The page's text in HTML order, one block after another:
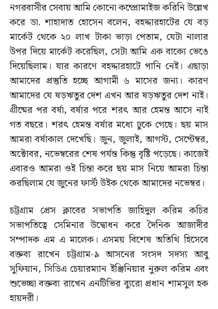
নগরবাসীর সেবায় আমি কোনো কম্প্রোমাইজ করিনি উল্লেখ
করে ডা. শাহাদাত হোসেন বলেন, বহদ্দারহাটের যে বড়
মার্কেট থেকে ২০ লাখ টাকা ভাড়া পেতাম, যেটা নালার
উপর দিয়ে মার্কেট করেছিল, সেটা আমি এক বাক্যে ভেঙে
দিয়েছিলাম। যার কারণে বহদ্দারহাটে পানি নেই। এছাড়া
আমাদের প্রস্তুতি হচ্ছে আগামী ৬ মাসের জন্য। কারণ
আমাদের যে ষড়ঋতুর দেশ এখন আর ষড়ঋতুর দেশ নাই।
গ্রীষ্মের পর বর্ষা, বর্ষার পরে শরৎ আর হেমন্ত আসে নাই
গত বছরে। শরৎ হেমন্ত বর্ষার মধ্যে ঢুকে গেছে। ছয় মাস
আমরা বর্ষাকাল দেখেছি। জুন, জুলাই, আগস্ট, সেপ্টেম্বর,
অক্টোবর, নভেম্বরের শেষ পর্যন্ত কিন্তু বৃষ্টি পড়েছে। কাজেই
এবারও আমরা ওই চিন্তা করে ছয় মাস নিয়ে আমরা চিন্তা
করছিলাম যে জুনের ফার্স্ট উইক থেকে আমাদের নভেম্বর।
চট্টগ্রাম প্রেস ক্লাবের সভাপতি জাহিদুল করিম কচির
সভাপতিত্বে সেমিনার উদ্বোধন করে দৈনিক আজাদীর
সম্পাদক এম এ মালেক। এসময় বিশেষ অতিথি হিসেবে
বক্তব্য রাখেন চট্টগ্রাম-৯ আসনের সংসদ সদস্য আবু
সুফিয়ান, সিডিএ চেয়ারম্যান ইঞ্জিনিয়ার নুরুল করিম এবং
শুভেচ্ছা বক্তব্য রাখেন এনটিভির ব্যুরো প্রধান শামসুল হক
হায়দরী।